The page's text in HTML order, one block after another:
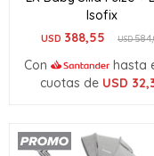
Isofix
USD 388,55 USD
Con hasta
cuotas de USD